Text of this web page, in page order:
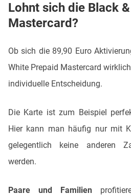
Lohnt sich die Black
Mastercard?
Ob sich die 89,90 Euro
White Prepaid Mastercard
individuelle Entscheidung.
Die Karte ist zum Beispiel
Hier kann man häufig nur mit
gelegentlich keine anderen
werden.
Paare und Familien